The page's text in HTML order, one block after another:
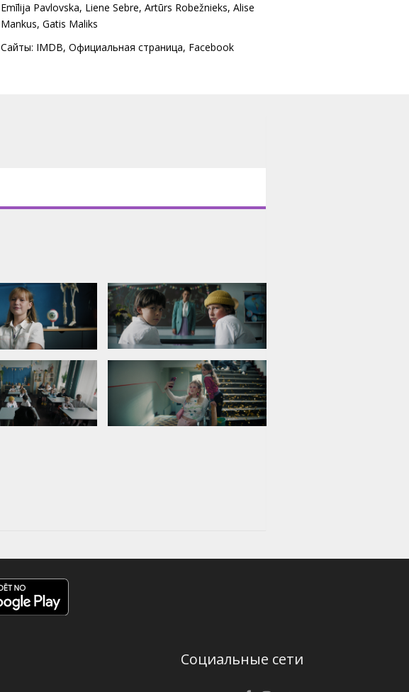
Emīlija Pavlovska, Liene Sebre, Artūrs Robežnieks, Alise
Mankus, Gatis Maliks
Сайты: IMDB, Официальная страница, Facebook
Социальные сети